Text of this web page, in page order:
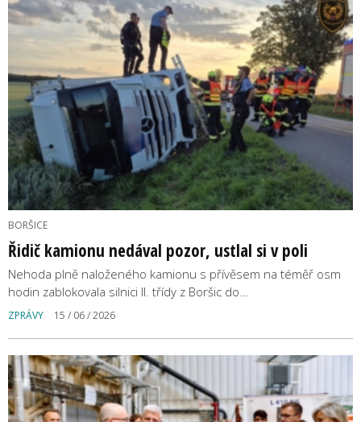
BORŠICE
Řidič kamionu nedával pozor, ustlal si v poli
Nehoda plně naloženého kamionu s přívěsem na téměř osm
hodin zablokovala silnici II. třídy z Boršic do…
ZPRÁVY 15 / 06 / 2026